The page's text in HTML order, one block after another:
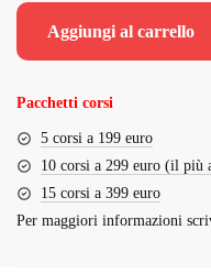
originale
Aggiungi al carrello
Pacchetti corsi
5 corsi a 199 euro
10 corsi a 299 euro (il più
15 corsi a 399 euro
Per maggiori informazioni